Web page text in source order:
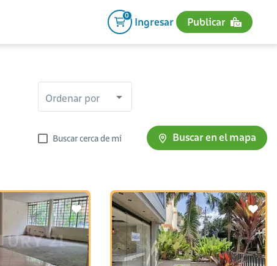
0
Ingresar Publicar
Ordenar por
Buscar cerca de mi Buscar en el mapa